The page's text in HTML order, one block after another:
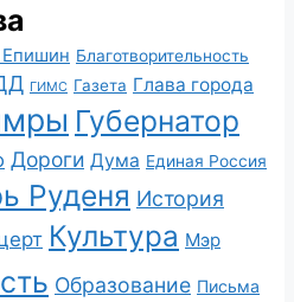
Благотворительность
ГИМС Газета Глава города
Губернатор
Дороги Дума Единая Россия
Руденя История
Культура Мэр
Образование Письма